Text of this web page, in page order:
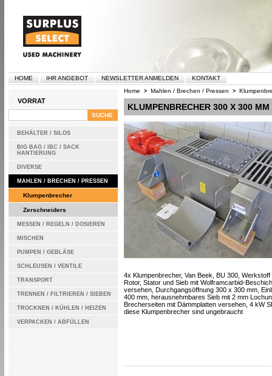
HOME IHR ANGEBOT NEWSLETTER ANMELDEN KONTAKT
VORRAT
BEHÄLTER / SILOS
BIG BAG / IBC / SACK
HANTIERUNG
DIVERSE
MAHLEN / BRECHEN / PRESSEN
Klumpenbrecher
Zerschneiders
MESSEN / REGELN / DOSIEREN
MISCHEN
PUMPEN / GEBLÄSE
SCHLEUSEN / VENTILE
TRANSPORT
TRENNEN / FILTRIEREN / SIEBEN
TROCKNEN / KÜHLEN / HEIZEN
VERPACKEN / ABFÜLLEN
Home > Mahlen / Brechen / Pressen >
KLUMPENBRECHER 300 X 300
4x Klumpenbrecher, Van Beek, BU 300, Werkstoff
Rotor, Stator und Sieb mit Wolframcarbid-
versehen, Durchgangsöffnung 300 x 300 mm,
400 mm, herausnehmbares Sieb mit 2 mm
Brecherseiten mit Dämmplatten versehen, 4 kW
diese Klumpenbrecher sind ungebraucht